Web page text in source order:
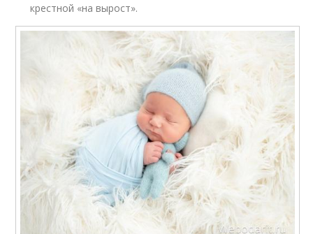
крестной «на вырост».